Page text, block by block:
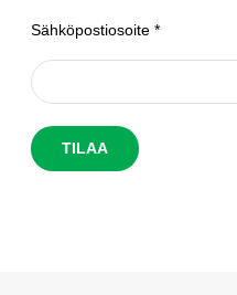
Sähköpostiosoite *